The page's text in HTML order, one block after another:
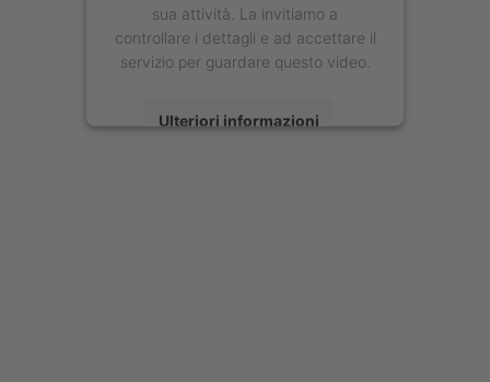
sua attività. La invitiamo a
controllare i dettagli e ad accettare il
servizio per guardare questo video.
Ulteriori informazioni